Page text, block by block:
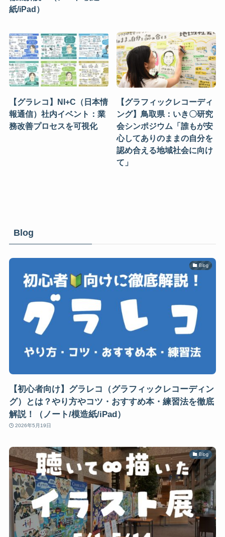
紙/iPad）
【グラレコ】NI+C（日本情
報通信）社内イベント：業
務改善プロセスを可視化
【グラフィックレコーディ
ング】鳥取県：いき〇研究
会シンポジウム「誰もが安
心してありのままの自分を
認め合える地域社会に向け
て」
Blog
Blog
【初心者向け】グラレコ（グラフィックレコーディン
グ）とは？やり方やコツ・おすすめ本・練習法を徹底
解説！（ノート/模造紙/iPad）
2026年5月19日
Blog